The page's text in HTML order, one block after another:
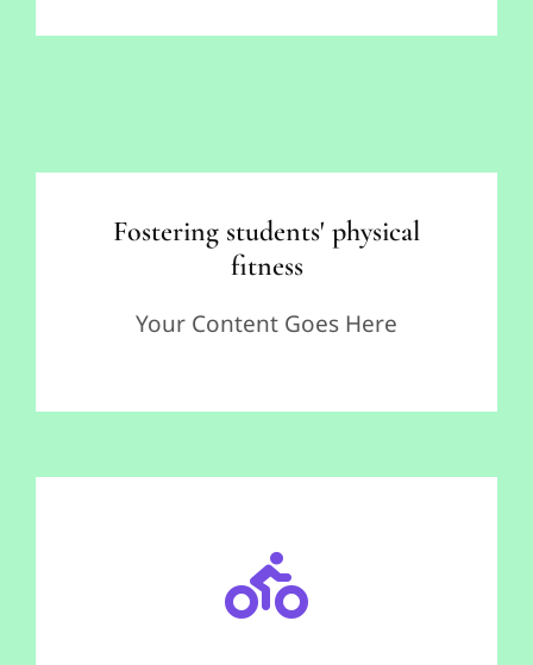
Fostering students' physical
fitness
Your Content Goes Here